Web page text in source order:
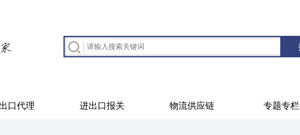
口代理 进出口报关 物流供应链 专题专栏